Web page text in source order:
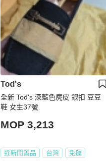
Tod's
全新 Tod's 深藍色麂皮 銀扣 豆豆
鞋 女生37號
MOP 3,213
近新閒置品 台灣 免運